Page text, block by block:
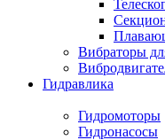
Вибраторы
Гидравлика
Гидромоторы
Гидронасосы